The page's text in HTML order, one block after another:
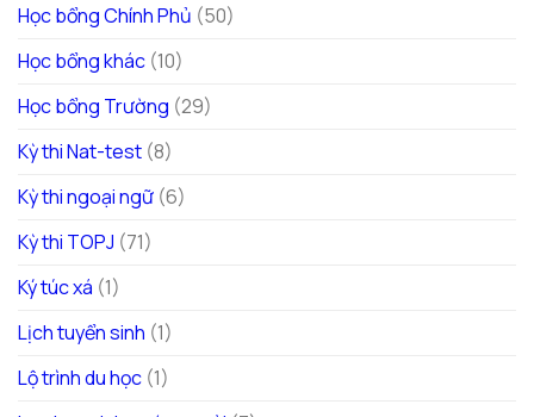
Học bổng Chính Phủ (50)
Học bổng khác (10)
Học bổng Trường (29)
Kỳ thi Nat-test (8)
Kỳ thi ngoại ngữ (6)
Kỳ thi TOPJ (71)
Ký túc xá (1)
Lịch tuyển sinh (1)
Lộ trình du học (1)